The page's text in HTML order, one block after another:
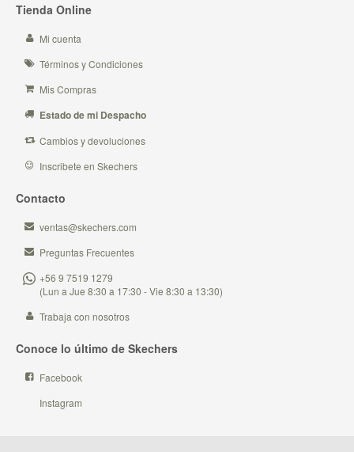
Tienda Online
Mi cuenta
Términos y Condiciones
Mis Compras
Estado de mi Despacho
Cambios y devoluciones
Inscribete en Skechers
Contacto
ventas@skechers.com
Preguntas Frecuentes
+56 9 7519 1279
(Lun a Jue 8:30 a 17:30 - Vie 8:30 a 13:30)
Trabaja con nosotros
Conoce lo último de Skechers
Facebook
Instagram